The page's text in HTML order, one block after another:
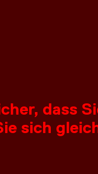
dass
sich